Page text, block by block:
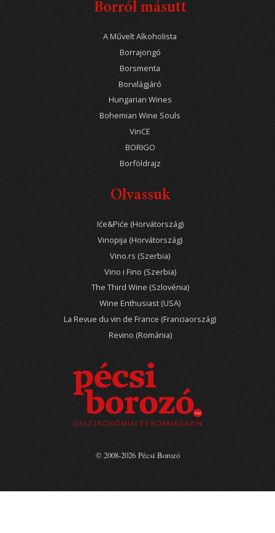
Borról másutt
A Művelt Alkoholista
Borrajongó
Borsmenta
Borvilágjáró
Hungarian Wines
Bohemian Wine Souls
VinCE
BORIGO
Borföldrajz
Olvassuk
Iće&Piće (Horvátország)
Vinopija (Horvátország)
Vino.rs (Szerbia)
Vino i Fino (Szerbia)
The Third Wine (Szlovénia)
Wine Enthusiast (USA)
La Revue du vin de France (Franciaország)
Revino (Románia)
© 2008-2026 Pécsi Borozó